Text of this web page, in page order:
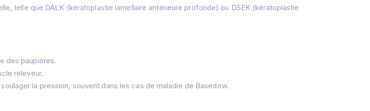
telle que DALK (kératoplastie lamellaire antérieure profonde) ou DSEK (kératoplastie
des paupières.
releveur.
la pression, souvent dans les cas de maladie de Basedow.